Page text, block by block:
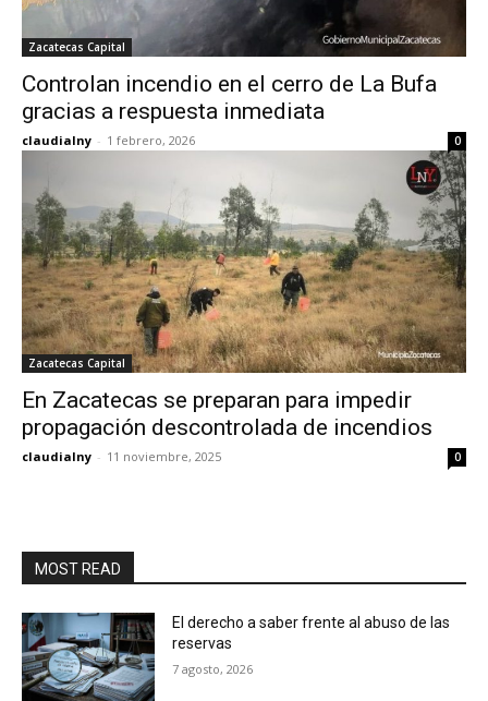
Zacatecas Capital
Controlan incendio en el cerro de La Bufa
gracias a respuesta inmediata
claudialny - 1 febrero, 2026 0
Zacatecas Capital
En Zacatecas se preparan para impedir
propagación descontrolada de incendios
claudialny - 11 noviembre, 2025 0
MOST READ
El derecho a saber frente al abuso de las
reservas
7 agosto, 2026